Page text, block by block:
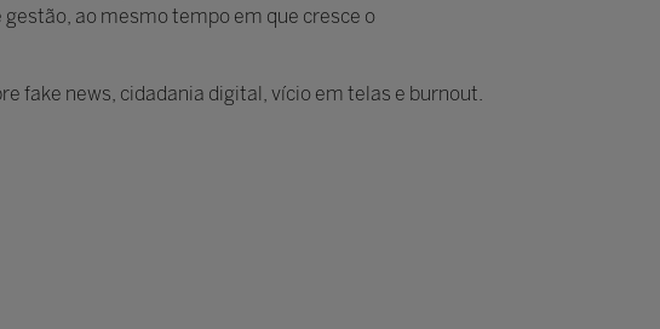
ao mesmo tempo em que cresce o
fake news, cidadania digital, vício em telas e burnout.